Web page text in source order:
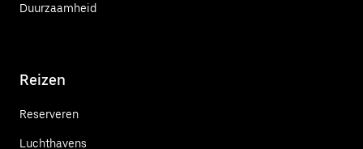
Duurzaamheid
Reizen
Reserveren
Luchthavens